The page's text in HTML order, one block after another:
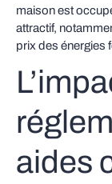
maison est
attractif,
prix des énergies
aides